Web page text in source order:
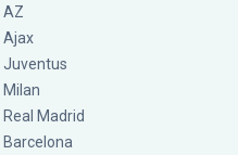
AZ
Ajax
Juventus
Milan
Real Madrid
Barcelona